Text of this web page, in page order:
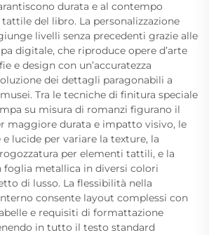
durata e al contempo
del libro. La personalizzazione
livelli senza precedenti grazie alle
digitale, che riproduce opere d’arte
e design con un’accuratezza
dei dettagli paragonabili a
Tra le tecniche di finitura speciale
su misura di romanzi figurano il
maggiore durata e impatto visivo, le
lucide per variare la texture, la
per elementi tattili, e la
foglia metallica in diversi colori
di lusso. La flessibilità nella
consente layout complessi con
e requisiti di formattazione
in tutto il testo standard